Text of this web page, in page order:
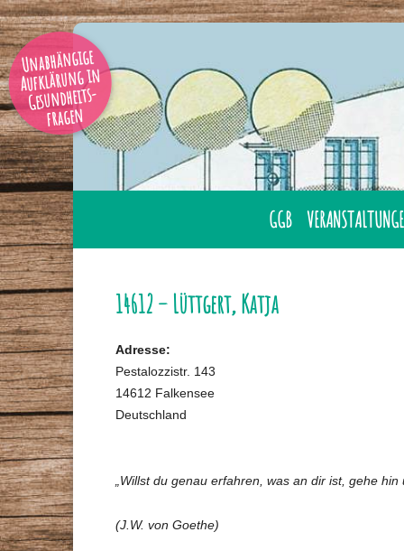
Unabhängige
Aufklärung in
Gesundheits-
fragen
GGB
ZEITSCHRIFT
14612 – Lüttgert, Katja
Adresse:
Pestalozzistr. 143
14612 Falkensee
Deutschland
„Willst du genau erfahren, was an dir ist, gehe hin
(J.W. von Goethe)